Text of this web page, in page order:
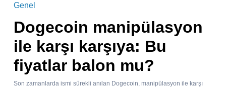
Genel
Dogecoin manipülasyon
ile karşı karşıya: Bu
fiyatlar balon mu?
Son zamanlarda ismi sürekli anılan Dogecoin, manipülasyon ile karşı